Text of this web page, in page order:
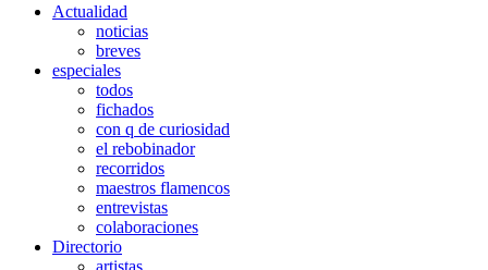
Actualidad
noticias
breves
especiales
todos
fichados
con q de curiosidad
el rebobinador
recorridos
maestros flamencos
entrevistas
colaboraciones
Directorio
artistas